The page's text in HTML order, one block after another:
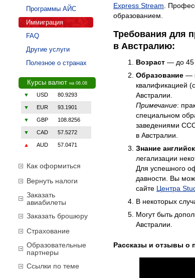
Программы АЙС
Иммиграция
FAQ
Другие услуги
Полезное о странах
Курсы валют на 06.08
▼ USD 80.9293
▼ EUR 93.1901
▼ GBP 108.8256
▼ CAD 57.5272
▲ AUD 57.0471
Как оформиться
Вернуть налоги
Заказать
авиабилеты
Заказать брошюру
Страхование
Образовательные
партнеры
Ссылки по теме
Express Stream .
образованием.
Требования для
в Австралию:
Возраст — до 45
Образование —
квалификацией
Австралии.
Примечание:
специальном
заведениями
в Австралии.
Знание
легализации
Для успешного
давности. Вы
сайте Центра
В некоторых
Могут быть
Австралии.
Рассказы и отзывы о